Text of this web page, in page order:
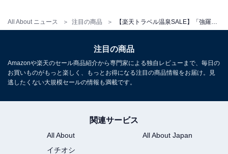
All About ニュース 注目の商品
注目の商品
Amazonや楽天のセール商品紹介から専門家による独自レビューまで、毎日の
お買いものがもっと楽しく、もっとお得になる注目の商品情報をお届け。見
逃したくない大規模セールの情報も満載です。
関連サービス
All About
All About Japan
イチオシ